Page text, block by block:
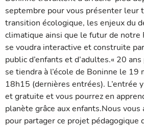
septembre pour vous présenter leur
transition écologique, les enjeux du
climatique ainsi que le futur de notre
se voudra interactive et construite
public d’enfants et d’adultes.« 20
se tiendra à l’école de Boninne le
18h15 (dernières entrées). L’entrée
et gratuite et vous pourrez en
planète grâce aux enfants.Nous
pour partager ce projet pédagogique